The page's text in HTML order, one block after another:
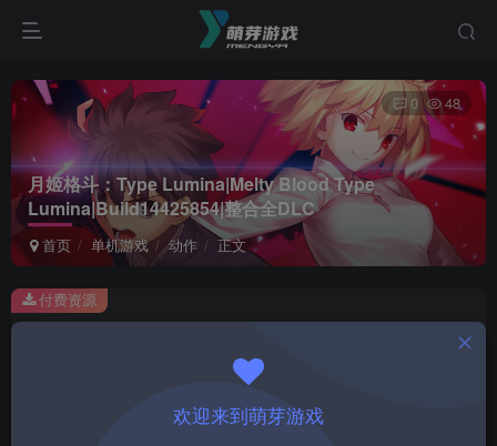
月姬格斗：Type Lumina|Melty Blood Type
Lumina|Build14425854|整合全DLC
首页 单机游戏 动作 正文
0 48
此内容为付费资源，请付费后查看
￥1
付费资源
欢迎来到萌芽游戏